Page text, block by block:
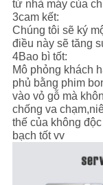
từ nhà máy của
3cam kết:
Chúng tôi sẽ ký
điều này sẽ tăng
4Bao bì tốt:
Mô phỏng khách
phủ bằng phim
vào vỏ gỗ mà
chống va
thế của không
bạch tốt vv